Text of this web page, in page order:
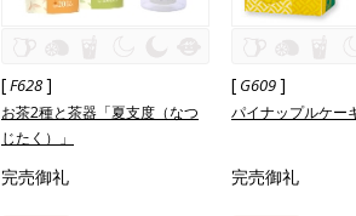
[F628]
お茶2種と茶器「夏支度（なつ
じたく）」
完売御礼
[ G609]
パイナップルケー
完売御礼